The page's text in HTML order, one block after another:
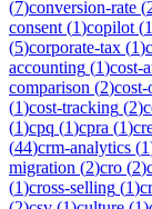
(7)conversion-rate (
consent (1)copilot (1
(5)corporate-tax (1)
accounting (1)cost-
comparison (2)
(1)cost-tracking (2)
(1)cpq (1)cpra (1)
(44)crm-analytics (1
migration (2)cro (2)
(1)cross-selling (1)